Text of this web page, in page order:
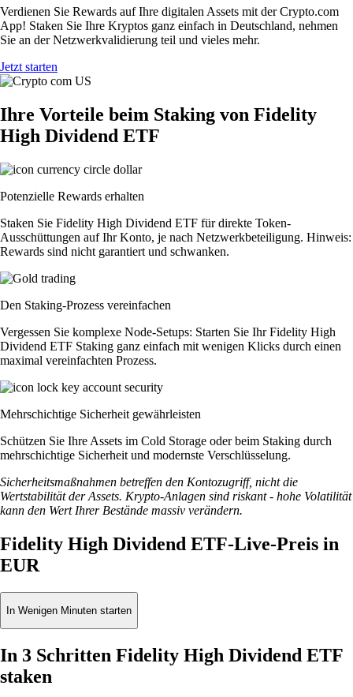
Verdienen Sie Rewards auf Ihre digitalen Assets mit der Crypto.com
App! Staken Sie Ihre Kryptos ganz einfach in Deutschland, nehmen
Sie an der Netzwerkvalidierung teil und vieles mehr.
Jetzt starten
Ihre Vorteile beim Staking von Fidelity
High Dividend ETF
Potenzielle Rewards erhalten
Staken Sie Fidelity High Dividend ETF für direkte Token-
Ausschüttungen auf Ihr Konto, je nach Netzwerkbeteiligung. Hinweis:
Rewards sind nicht garantiert und schwanken.
Den Staking-Prozess vereinfachen
Vergessen Sie komplexe Node-Setups: Starten Sie Ihr Fidelity High
Dividend ETF Staking ganz einfach mit wenigen Klicks durch einen
maximal vereinfachten Prozess.
Mehrschichtige Sicherheit gewährleisten
Schützen Sie Ihre Assets im Cold Storage oder beim Staking durch
mehrschichtige Sicherheit und modernste Verschlüsselung.
Sicherheitsmaßnahmen betreffen den Kontozugriff, nicht die
Wertstabilität der Assets. Krypto-Anlagen sind riskant - hohe Volatilität
kann den Wert Ihrer Bestände massiv verändern.
Fidelity High Dividend ETF-Live-Preis in
EUR
In Wenigen Minuten starten
In 3 Schritten Fidelity High Dividend ETF
staken